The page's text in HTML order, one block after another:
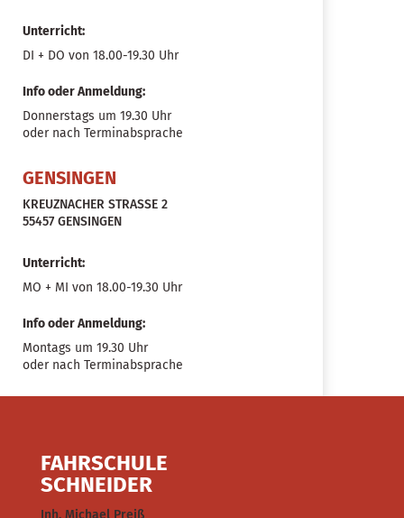
Unterricht:
DI + DO von 18.00-19.30 Uhr
Info oder Anmeldung:
Donnerstags um 19.30 Uhr
oder nach Terminabsprache
GENSINGEN
KREUZNACHER STRASSE 2
55457 GENSINGEN
Unterricht:
MO + MI von 18.00-19.30 Uhr
Info oder Anmeldung:
Montags um 19.30 Uhr
oder nach Terminabsprache
FAHRSCHULE
SCHNEIDER